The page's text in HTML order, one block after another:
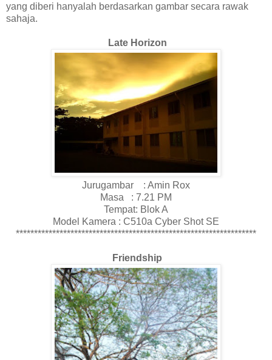
yang diberi hanyalah berdasarkan gambar secara rawak
sahaja.
Late Horizon
Jurugambar : Amin Rox
Masa : 7.21 PM
Tempat: Blok A
Model Kamera : C510a Cyber Shot SE
******************************************************************
Friendship